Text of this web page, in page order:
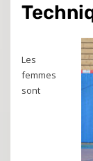
Les
femmes
sont